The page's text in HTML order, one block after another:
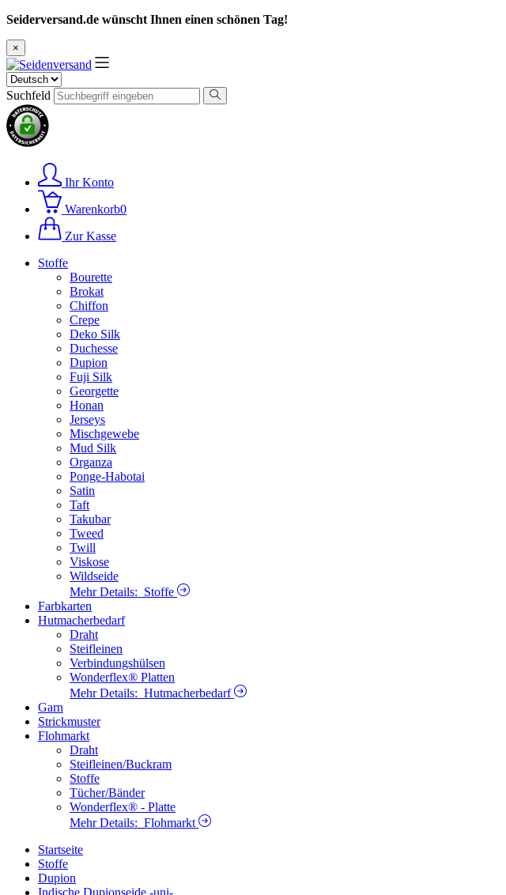
Seiderversand.de wünscht Ihnen einen schönen Tag!
×
Suchfeld
Ihr Konto
Warenkorb0
Zur Kasse
Stoffe
Bourette
Brokat
Chiffon
Crepe
Deko Silk
Duchesse
Dupion
Fuji Silk
Georgette
Honan
Jerseys
Mischgewebe
Mud Silk
Organza
Ponge-Habotai
Satin
Taft
Takubar
Tweed
Twill
Viskose
Wildseide
Mehr Details: Stoffe
Farbkarten
Hutmacherbedarf
Draht
Steifleinen
Verbindungshülsen
Wonderflex® Platten
Mehr Details: Hutmacherbedarf
Garn
Strickmuster
Flohmarkt
Draht
Steifleinen/Buckram
Stoffe
Tücher/Bänder
Wonderflex® - Platte
Mehr Details: Flohmarkt
Startseite
Stoffe
Dupion